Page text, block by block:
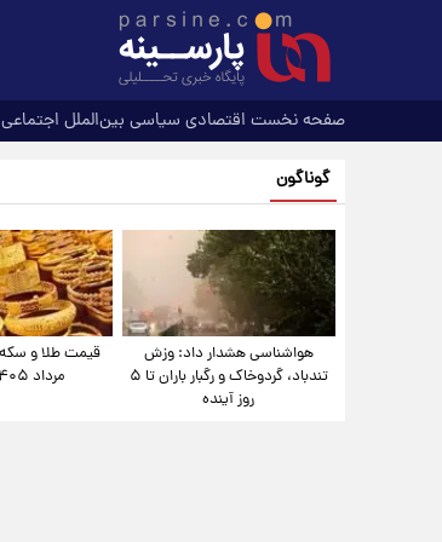
صفحه نخست اقتصادی سیاسی بین‌الملل اجتماعی
گوناگون
هواشناسی هشدار داد: وزش
تندباد، گردوخاک و رگبار باران تا ۵
روز آینده
مرداد ۱۴۰۵ +جدول